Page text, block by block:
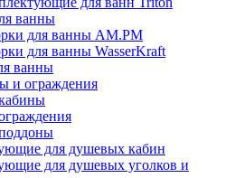
ванны
для ванны AM.PM
для ванны WasserKraft
ванны
и ограждения
для душевых кабин
для душевых уголков и